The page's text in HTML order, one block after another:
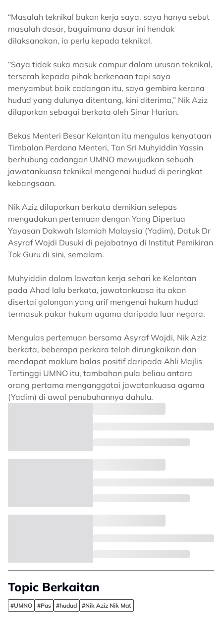
“Masalah teknikal bukan kerja saya, saya hanya sebut
masalah dasar, bagaimana dasar ini hendak
dilaksanakan, ia perlu kepada teknikal.
“Saya tidak suka masuk campur dalam urusan teknikal,
terserah kepada pihak berkenaan tapi saya
menyambut baik cadangan itu, saya gembira kerana
hudud yang dulunya ditentang, kini diterima,” Nik Aziz
dilaporkan sebagai berkata oleh Sinar Harian.
Bekas Menteri Besar Kelantan itu mengulas kenyataan
Timbalan Perdana Menteri, Tan Sri Muhyiddin Yassin
berhubung cadangan UMNO mewujudkan sebuah
jawatankuasa teknikal mengenai hudud di peringkat
kebangsaan.
Nik Aziz dilaporkan berkata demikian selepas
mengadakan pertemuan dengan Yang Dipertua
Yayasan Dakwah Islamiah Malaysia (Yadim), Datuk Dr
Asyraf Wajdi Dusuki di pejabatnya di Institut Pemikiran
Tok Guru di sini, semalam.
Muhyiddin dalam lawatan kerja sehari ke Kelantan
pada Ahad lalu berkata, jawatankuasa itu akan
disertai golongan yang arif mengenai hukum hudud
termasuk pakar hukum agama daripada luar negara.
Mengulas pertemuan bersama Asyraf Wajdi, Nik Aziz
berkata, beberapa perkara telah dirungkaikan dan
mendapat maklum balas positif daripada Ahli Majlis
Tertinggi UMNO itu, tambahan pula beliau antara
orang pertama menganggotai jawatankuasa agama
(Yadim) di awal penubuhannya dahulu.
Topic Berkaitan
#UMNO #Pas #hudud #Nik Aziz Nik Mat